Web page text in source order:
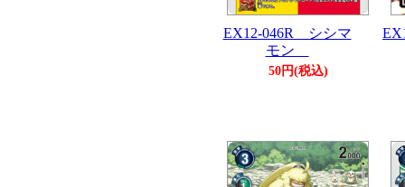
EX12-046R シシマ
モン
50円(税込)